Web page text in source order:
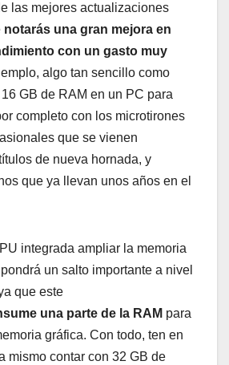
las mejores actualizaciones
notarás una gran mejora en
con un gasto muy
algo tan sencillo como
GB de RAM en un PC para
completo con los microtirones
que se vienen
de nueva hornada, y
que ya llevan unos años en el
integrada ampliar la memoria
un salto importante a nivel
que este
una parte de la RAM para
gráfica. Con todo, ten en
mismo contar con 32 GB de